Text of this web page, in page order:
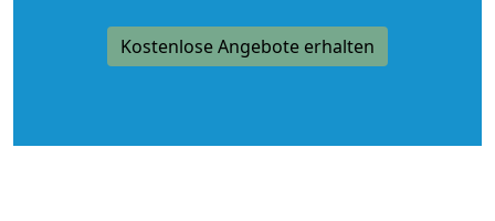
Kostenlose Angebote erhalten